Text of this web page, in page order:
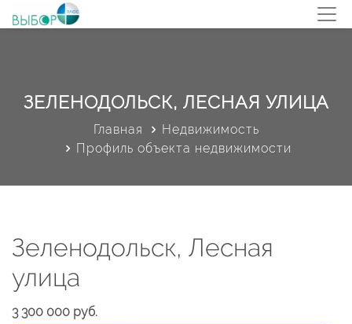
ЗЕЛЕНОДОЛЬСК, ЛЕСНАЯ УЛИЦА
Главная
Недвижимость
Профиль объекта недвижимости
Зеленодольск, Лесная
улица
3 300 000 руб.